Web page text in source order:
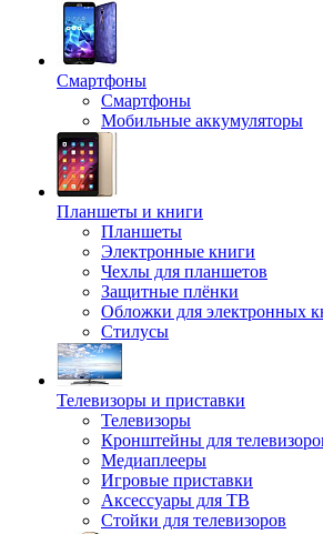
Смартфоны
Смартфоны
Мобильные аккумуляторы
Планшеты и книги
Планшеты
Электронные книги
Чехлы для планшетов
Защитные плёнки
Обложки для электронных
Стилусы
Телевизоры и приставки
Телевизоры
Кронштейны для
Медиаплееры
Игровые приставки
Аксессуары для ТВ
Стойки для телевизоров